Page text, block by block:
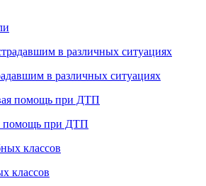
в различных ситуациях
помощь при ДТП
классов